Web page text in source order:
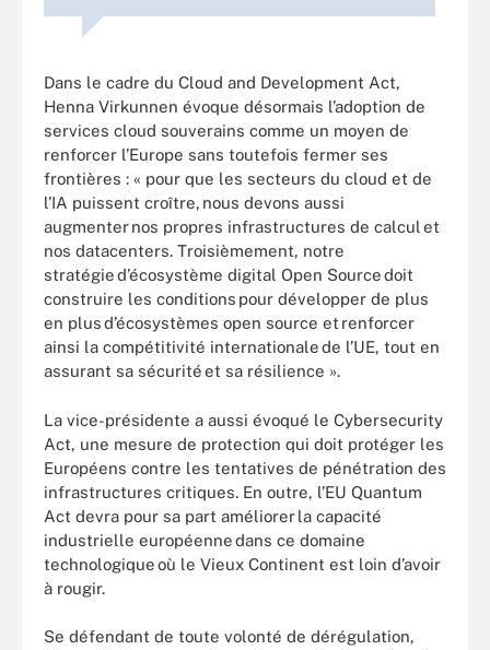
Dans le cadre du Cloud and Development Act,
Henna Virkunnen évoque désormais l’adoption de
services cloud souverains comme un moyen de
renforcer l’Europe sans toutefois fermer ses
frontières : « pour que les secteurs du cloud et de
l’IA puissent croître, nous devons aussi
augmenter nos propres infrastructures de calcul et
nos datacenters. Troisièmement, notre
stratégie d’écosystème digital Open Source doit
construire les conditions pour développer de plus
en plus d’écosystèmes open source et renforcer
ainsi la compétitivité internationale de l’UE, tout en
assurant sa sécurité et sa résilience ».
La vice-présidente a aussi évoqué le Cybersecurity
Act, une mesure de protection qui doit protéger les
Européens contre les tentatives de pénétration des
infrastructures critiques. En outre, l’EU Quantum
Act devra pour sa part améliorer la capacité
industrielle européenne dans ce domaine
technologique où le Vieux Continent est loin d’avoir
à rougir.
Se défendant de toute volonté de dérégulation,